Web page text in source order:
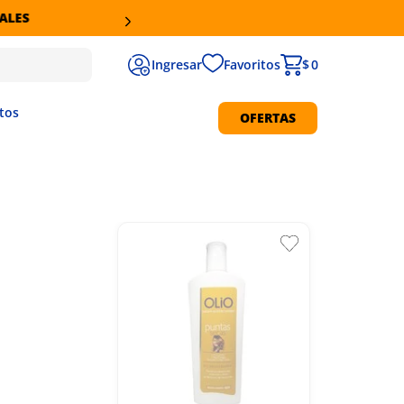
Favoritos $ 0
OFERTAS